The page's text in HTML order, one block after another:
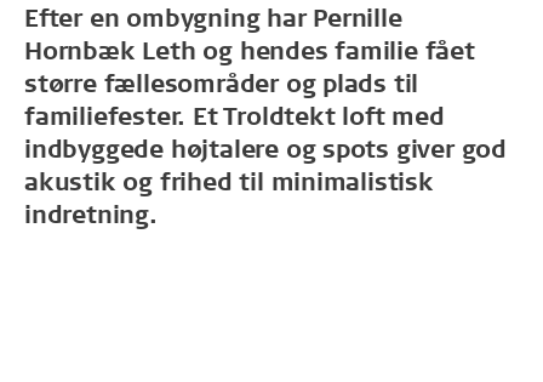
Efter en ombygning har Pernille
Hornbæk Leth og hendes familie fået
større fællesområder og plads til
familiefester. Et Troldtekt loft med
indbyggede højtalere og spots giver god
akustik og frihed til minimalistisk
indretning.